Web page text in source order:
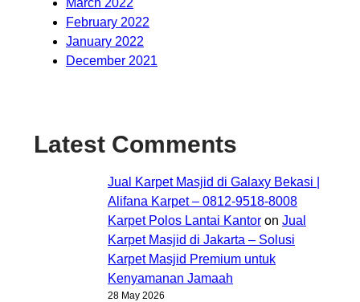
February 2022
January 2022
December 2021
Latest Comments
Jual Karpet Masjid di Galaxy Bekasi |
Alifana Karpet – 0812-9518-8008
Karpet Polos Lantai Kantor on Jual
Karpet Masjid di Jakarta – Solusi
Karpet Masjid Premium untuk
Kenyamanan Jamaah
28 May 2026